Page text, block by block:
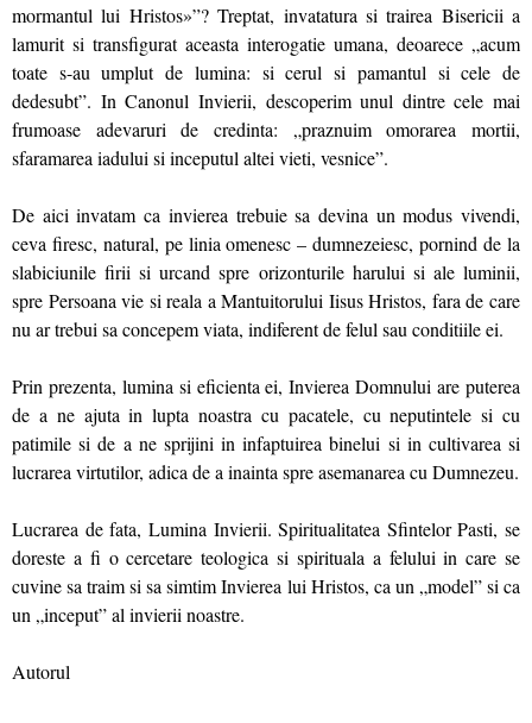
mormantul lui Hristos»”? Treptat, invatatura si trairea Bisericii a
lamurit si transfigurat aceasta interogatie umana, deoarece „acum
toate s-au umplut de lumina: si cerul si pamantul si cele de
dedesubt”. In Canonul Invierii, descoperim unul dintre cele mai
frumoase adevaruri de credinta: „praznuim omorarea mortii,
sfaramarea iadului si inceputul altei vieti, vesnice”.
De aici invatam ca invierea trebuie sa devina un modus vivendi,
ceva firesc, natural, pe linia omenesc – dumnezeiesc, pornind de la
slabiciunile firii si urcand spre orizonturile harului si ale luminii,
spre Persoana vie si reala a Mantuitorului Iisus Hristos, fara de care
nu ar trebui sa concepem viata, indiferent de felul sau conditiile ei.
Prin prezenta, lumina si eficienta ei, Invierea Domnului are puterea
de a ne ajuta in lupta noastra cu pacatele, cu neputintele si cu
patimile si de a ne sprijini in infaptuirea binelui si in cultivarea si
lucrarea virtutilor, adica de a inainta spre asemanarea cu Dumnezeu.
Lucrarea de fata, Lumina Invierii. Spiritualitatea Sfintelor Pasti, se
doreste a fi o cercetare teologica si spirituala a felului in care se
cuvine sa traim si sa simtim Invierea lui Hristos, ca un „model” si ca
un „inceput” al invierii noastre.
Autorul